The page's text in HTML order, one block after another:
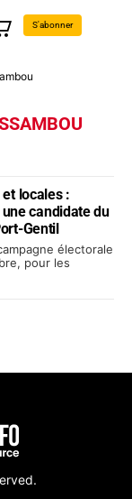
S'abonner
locales :
candidate du
Gentil
électorale
pour les